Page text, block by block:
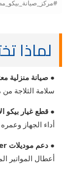
لماذا
● صيانة منزلية
سلامة الثلاجة
● قطع غيار بيكو
أداء الجهاز
● دعم موديلات ProSmart Inverter:
أعطال المواتير